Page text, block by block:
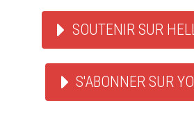
SOUTENIR SUR
S'ABONNER SUR